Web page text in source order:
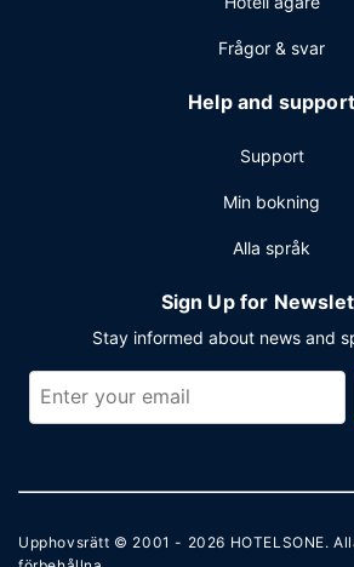
Frågor & svar
Help and support
Support
Min bokning
Alla språk
Sign Up for
Stay informed about news and
Upphovsrätt © 2001 - 2026 HOTELSONE.